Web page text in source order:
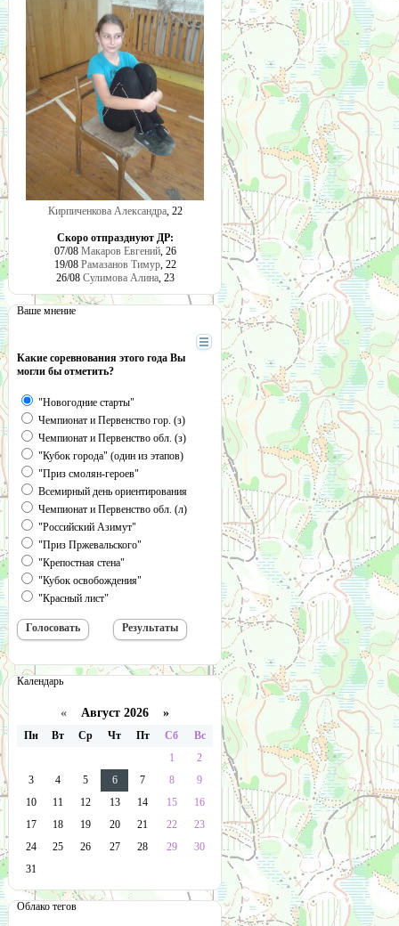
Кирпиченкова Александра, 22
Скоро отпразднуют ДР:
07/08 Макаров Евгений, 26
19/08 Рамазанов Тимур, 22
26/08 Сулимова Алина, 23
Ваше мнение
Какие соревнования этого года Вы
могли бы отметить?
"Новогодние старты"
Чемпионат и Первенство гор. (з)
Чемпионат и Первенство обл. (з)
"Кубок города" (один из этапов)
"Приз смолян-героев"
Всемирный день ориентирования
Чемпионат и Первенство обл. (л)
"Российский Азимут"
"Приз Пржевальского"
"Крепостная стена"
"Кубок освобождения"
"Красный лист"
Календарь
« Август 2026 »
Пн Вт Ср Чт Пт Сб
Вс
1
2
3
4 5 6 7 8
9
10
11 12 13 14 15
16
17
18 19 20 21 22
23
24
25 26 27 28 29
30
31
Облако тегов